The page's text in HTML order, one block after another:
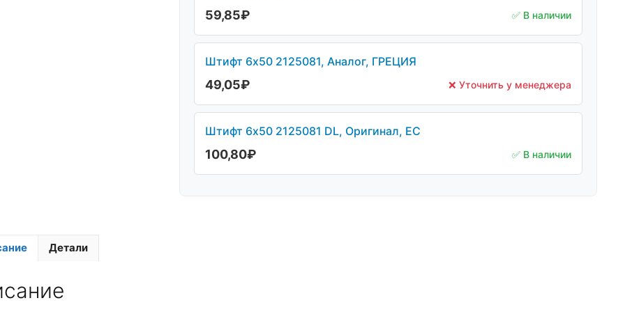
59,85₽ ✅ В наличии
Штифт 6х50 2125081, Аналог, ГРЕЦИЯ
49,05₽ ❌ Уточнить у менеджера
Штифт 6х50 2125081 DL, Оригинал, ЕС
100,80₽ ✅ В наличии
Детали